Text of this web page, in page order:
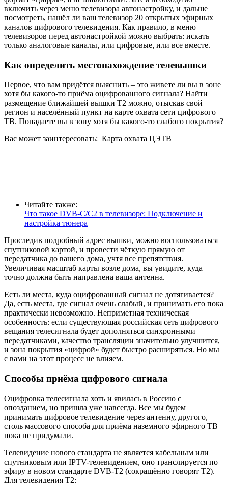
включить через меню телевизора автонастройку, и дальше
посмотреть, нашёл ли ваш телевизор 20 открытых эфирных
каналов цифрового телевидения. Как правило, в меню
телевизоров перед автонастройкой можно выбрать: искать
только аналоговые каналы, или цифровые, или все вместе.
Как определить местонахождение телевышки
Первое, что вам придётся выяснить – это живете ли вы в зоне
хотя бы какого-то приёма оцифрованного сигнала? Найти
размещение ближайшей вышки Т2 можно, отыскав свой
регион и населённый пункт на карте охвата сети цифрового
ТВ. Попадаете вы в зону хотя бы какого-то слабого покрытия?
Вас может заинтересовать: Карта охвата ЦЭТВ
Читайте также:
Что такое DVB-C/C2 в телевизоре: Подключение и
настройка тюнера
Проследив подробный адрес вышки, можно воспользоваться
спутниковой картой, и провести чёткую прямую от
передатчика до вашего дома, учтя все препятствия.
Увеличивая масштаб карты возле дома, вы увидите, куда
точно должна быть направлена ваша антенна.
Есть ли места, куда оцифрованный сигнал не дотягивается?
Да, есть места, где сигнал очень слабый, и принимать его пока
практически невозможно. Неприметная техническая
особенность: если существующая российская сеть цифрового
вещания телесигнала будет дополняться синхронными
передатчиками, качество трансляции значительно улучшится,
и зона покрытия «цифрой» будет быстро расширяться. Но мы
с вами на этот процесс не влияем.
Способы приёма цифрового сигнала
Оцифровка телесигнала хоть и явилась в Россию с
опозданием, но пришла уже навсегда. Все мы будем
принимать цифровое телевидение через антенну, другого,
столь массового способа для приёма наземного эфирного ТВ
пока не придумали.
Телевидение нового стандарта не является кабельным или
спутниковым или IPTV-телевидением, оно транслируется по
эфиру в новом стандарте DVB-T2 (сокращённо говорят Т2).
Для телевидения Т2: